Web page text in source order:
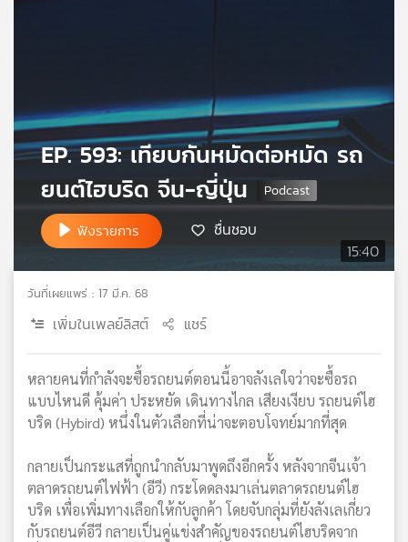
ไทย
พี
บี
แผนที่
เครือ
15:40
EP. 593: เทียบกันหมัดต่อหมัด รถ
ยนต์ไฮบริด จีน-ญี่ปุ่น
ฟังรายการ ชื่นชอบ
วันที่เผยแพร่ : 17 มี.ค. 68
เพิ่มในเพลย์ลิสต์ แชร์
หลายคนที่กำลังจะซื้อรถยนต์ตอนนี้อาจลังเลใจว่าจะซื้อรถ
แบบไหนดี คุ้มค่า ประหยัด เดินทางไกล เสียงเงียบ รถยนต์ไฮ
บริด (Hybird) หนึ่งในตัวเลือกที่น่าจะตอบโจทย์มากที่สุด
กลายเป็นกระแสที่ถูกนำกลับมาพูดถึงอีกครั้ง หลังจากจีนเจ้า
ตลาดรถยนต์ไฟฟ้า (อีวี) กระโดดลงมาเล่นตลาดรถยนต์ไฮ
บริด เพื่อเพิ่มทางเลือกให้กับลูกค้า โดยจับกลุ่มที่ยังลังเลเกี่ยว
กับรถยนต์อีวี กลายเป็นคู่แข่งสำคัญของรถยนต์ไฮบริดจาก